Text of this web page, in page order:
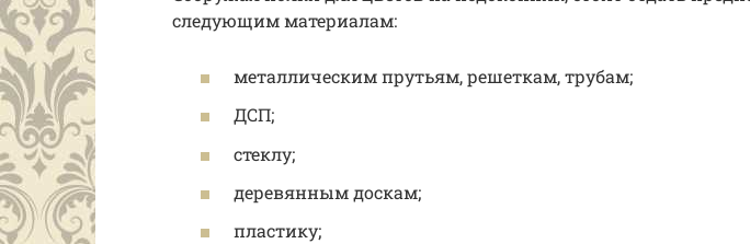
следующим материалам:
металлическим прутьям, решеткам, трубам;
ДСП;
стеклу;
деревянным доскам;
пластику;